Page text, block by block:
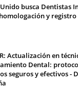
Unido busca Dentistas
y
Actualización en
Dental:
seguros y efectivos -